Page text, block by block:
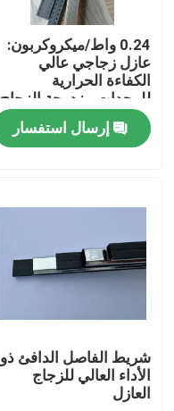
بيت
منتجات
معلومات عنا
رقابة جودة
0.24 واط/ميكروكربون:
عازل زجاجي عالي
الكفاءة الحرارية
للوحدات مزدوجة الزجاج
إرسال استفسار
شريط الفاصل الدافئ ذو
الأداء العالي للزجاج
العازل